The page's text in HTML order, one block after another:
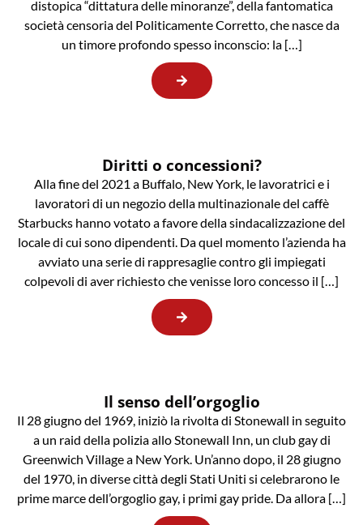
distopica “dittatura delle minoranze”, della fantomatica
società censoria del Politicamente Corretto, che nasce da
un timore profondo spesso inconscio: la […]
Diritti o concessioni?
Alla fine del 2021 a Buffalo, New York, le lavoratrici e i
lavoratori di un negozio della multinazionale del caffè
Starbucks hanno votato a favore della sindacalizzazione del
locale di cui sono dipendenti. Da quel momento l’azienda ha
avviato una serie di rappresaglie contro gli impiegati
colpevoli di aver richiesto che venisse loro concesso il […]
Il senso dell’orgoglio
Il 28 giugno del 1969, iniziò la rivolta di Stonewall in seguito
a un raid della polizia allo Stonewall Inn, un club gay di
Greenwich Village a New York. Un’anno dopo, il 28 giugno
del 1970, in diverse città degli Stati Uniti si celebrarono le
prime marce dell’orgoglio gay, i primi gay pride. Da allora […]